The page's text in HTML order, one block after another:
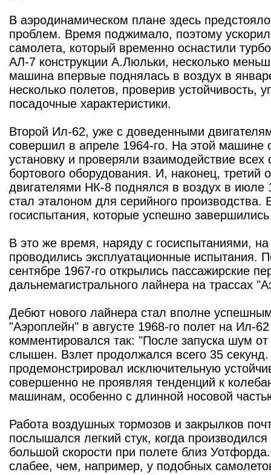
В аэродинамическом плане здесь
проблем. Время поджимало, поэтому
самолета, который временно оснастили
АЛ-7 конструкции А.Люльки, несколько
машина впервые поднялась в воздух в
несколько полетов, проверив устойчивость,
посадочные характеристики.
Второй Ил-62, уже с доведенными
совершил в апреле 1964-го. На этой машине
установку и проверяли взаимодействие
бортового оборудования. И, наконец, третий
двигателями НК-8 поднялся в воздух в июле
стал эталоном для серийного производства.
госиспытания, которые успешно
В это же время, наряду с госиспытаниями,
проводились эксплуатационные испытания.
сентябре 1967-го открылись пассажирские
дальнемагистрального лайнера на трассах
Дебют нового лайнера стал вполне
"Аэроплейн" в августе 1968-го полет на Ил-
комментировался так: "После запуска шум
слышен. Взлет продолжался всего 35
продемонстрировал исключительную
совершенно не проявляя тенденций к
машинам, особенно с длинной носовой
Работа воздушных тормозов и закрылков
послышался легкий стук, когда
большой скорости при полете близ
слабее, чем, например, у подобных